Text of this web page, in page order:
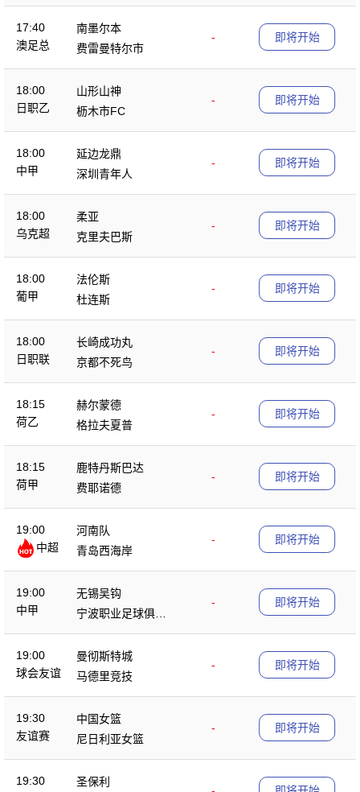
17:40
澳足总
南墨尔本
-
费雷曼特尔市
即将开始
18:00
日职乙
山形山神
-
枥木市FC
即将开始
18:00
中甲
延边龙鼎
-
深圳青年人
即将开始
18:00
乌克超
柔亚
-
克里夫巴斯
即将开始
18:00
葡甲
法伦斯
-
杜连斯
即将开始
18:00
日职联
长崎成功丸
-
京都不死鸟
即将开始
18:15
荷乙
赫尔蒙德
-
格拉夫夏普
即将开始
18:15
荷甲
鹿特丹斯巴达
-
费耶诺德
即将开始
19:00
中超
河南队
-
青岛西海岸
即将开始
19:00
中甲
无锡吴钩
-
宁波职业足球俱乐
部
即将开始
19:00
球会友谊
曼彻斯特城
-
马德里竞技
即将开始
19:30
友谊赛
中国女篮
-
尼日利亚女篮
即将开始
19:30
圣保利